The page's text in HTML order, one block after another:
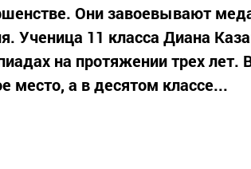
Они завоевывают
Ученица 11 класса Диана
на протяжении трех лет.
место, а в десятом классе...